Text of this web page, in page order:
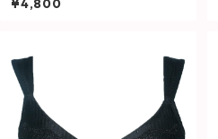
ース
¥4,800